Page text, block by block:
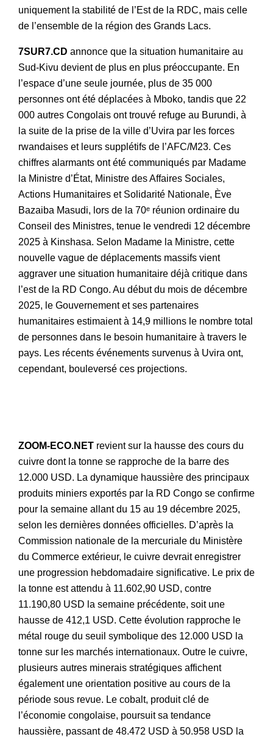
uniquement la stabilité de l’Est de la RDC, mais celle
de l’ensemble de la région des Grands Lacs.
7SUR7.CD annonce que la situation humanitaire au
Sud-Kivu devient de plus en plus préoccupante. En
l’espace d’une seule journée, plus de 35 000
personnes ont été déplacées à Mboko, tandis que 22
000 autres Congolais ont trouvé refuge au Burundi, à
la suite de la prise de la ville d’Uvira par les forces
rwandaises et leurs supplétifs de l’AFC/M23. Ces
chiffres alarmants ont été communiqués par Madame
la Ministre d’État, Ministre des Affaires Sociales,
Actions Humanitaires et Solidarité Nationale, Ève
Bazaiba Masudi, lors de la 70ᵉ réunion ordinaire du
Conseil des Ministres, tenue le vendredi 12 décembre
2025 à Kinshasa. Selon Madame la Ministre, cette
nouvelle vague de déplacements massifs vient
aggraver une situation humanitaire déjà critique dans
l’est de la RD Congo. Au début du mois de décembre
2025, le Gouvernement et ses partenaires
humanitaires estimaient à 14,9 millions le nombre total
de personnes dans le besoin humanitaire à travers le
pays. Les récents événements survenus à Uvira ont,
cependant, bouleversé ces projections.
ZOOM-ECO.NET revient sur la hausse des cours du
cuivre dont la tonne se rapproche de la barre des
12.000 USD. La dynamique haussière des principaux
produits miniers exportés par la RD Congo se confirme
pour la semaine allant du 15 au 19 décembre 2025,
selon les dernières données officielles. D’après la
Commission nationale de la mercuriale du Ministère
du Commerce extérieur, le cuivre devrait enregistrer
une progression hebdomadaire significative. Le prix de
la tonne est attendu à 11.602,90 USD, contre
11.190,80 USD la semaine précédente, soit une
hausse de 412,1 USD. Cette évolution rapproche le
métal rouge du seuil symbolique des 12.000 USD la
tonne sur les marchés internationaux. Outre le cuivre,
plusieurs autres minerais stratégiques affichent
également une orientation positive au cours de la
période sous revue. Le cobalt, produit clé de
l’économie congolaise, poursuit sa tendance
haussière, passant de 48.472 USD à 50.958 USD la